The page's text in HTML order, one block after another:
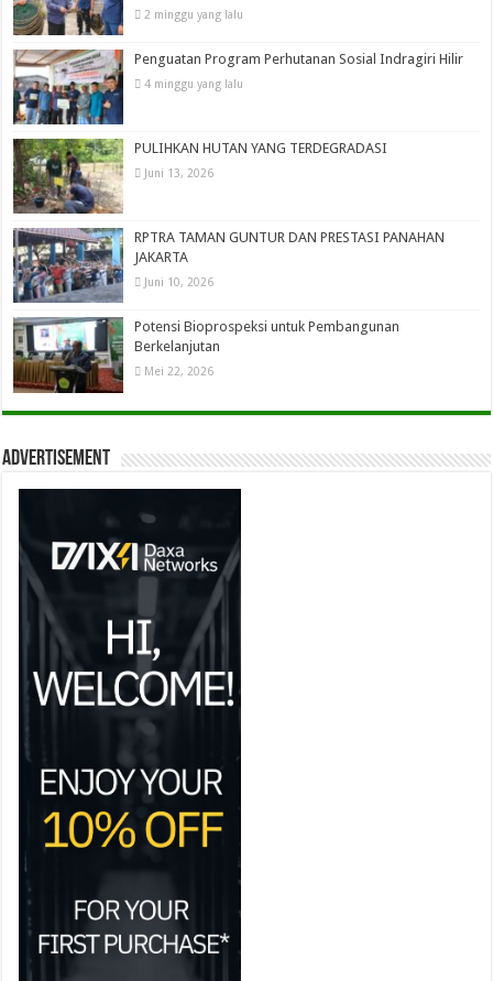
2 minggu yang lalu
Penguatan Program Perhutanan Sosial Indragiri Hilir
4 minggu yang lalu
PULIHKAN HUTAN YANG TERDEGRADASI
Juni 13, 2026
RPTRA TAMAN GUNTUR DAN PRESTASI PANAHAN
JAKARTA
Juni 10, 2026
Potensi Bioprospeksi untuk Pembangunan
Berkelanjutan
Mei 22, 2026
Advertisement